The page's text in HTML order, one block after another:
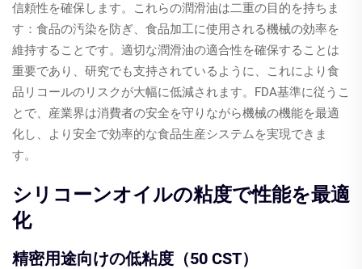
信頼性を確保します。これらの潤滑油は二重の目的を持ちま
す：食品の汚染を防ぎ、食品加工に使用される機械の効率を
維持することです。適切な潤滑油の適合性を確保することは
重要であり、研究でも支持されているように、これにより食
品リコールのリスクが大幅に低減されます。FDA基準に従うこ
とで、産業界は消費者の安全を守りながら機械の機能を最適
化し、より安全で効率的な食品生産システムを実現できま
す。
シリコーンオイルの粘度で性能を最適
化
精密用途向けの低粘度（50 CST）